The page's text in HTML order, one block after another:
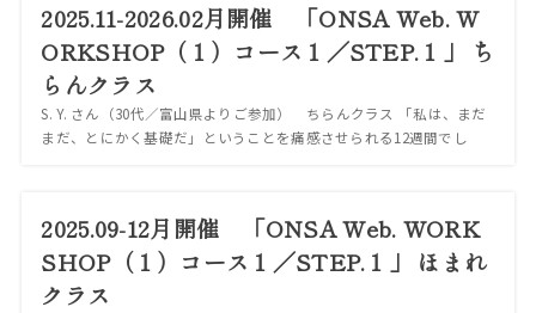
2025.11-2026.02月開催 「ONSA Web. W
ORKSHOP（１）コース１／STEP.１」 ち
らんクラス
S. Y. さん（30代／富山県よりご参加） ちらんクラス 「私は、まだ
まだ、とにかく基礎だ」ということを痛感させられる12週間でし
2025.09-12月開催 「ONSA Web. WORK
SHOP（１）コース１／STEP.１」 ほまれ
クラス